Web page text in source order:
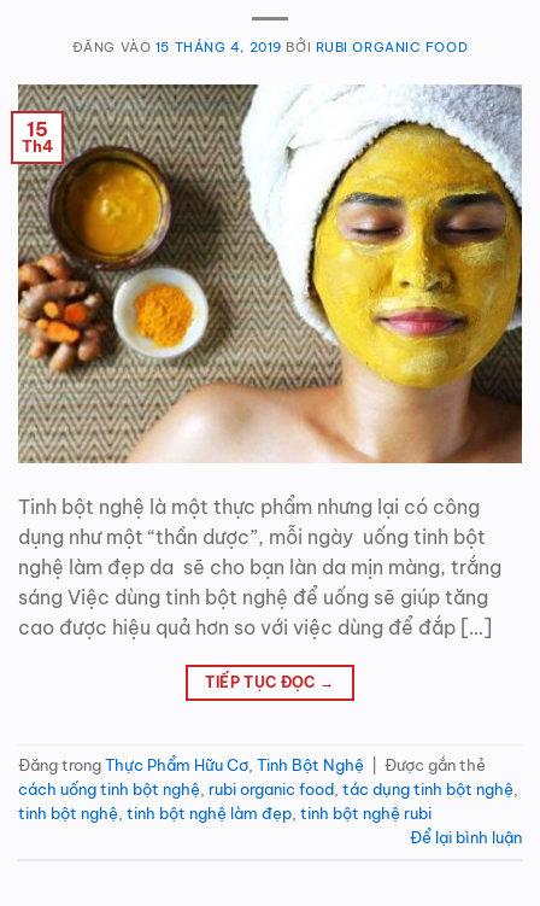
ĐĂNG VÀO 15 THÁNG 4, 2019 BỞI RUBI ORGANIC FOOD
15
Th4
Tinh bột nghệ là một thực phẩm nhưng lại có công
dụng như một “thần dược”, mỗi ngày uống tinh bột
nghệ làm đẹp da sẽ cho bạn làn da mịn màng, trắng
sáng Việc dùng tinh bột nghệ để uống sẽ giúp tăng
cao được hiệu quả hơn so với việc dùng để đắp […]
TIẾP TỤC ĐỌC →
Đăng trongThực Phẩm Hữu Cơ Tinh Bột Nghệ
Được gắn thẻ
cách uống tinh bột nghệ rubi organic food tác dụng tinh bột nghệ
tinh bột nghệ tinh bột nghệ làm đẹp tinh bột nghệ rubi
Để lại bình luận